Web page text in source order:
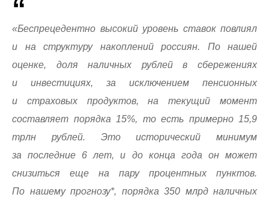
«Беспрецедентно высокий уровень ставок повлиял
и на структуру накоплений россиян. По нашей
оценке, доля наличных рублей в сбережениях
и инвестициях, за исключением пенсионных
и страховых продуктов, на текущий момент
составляет порядка 15%, то есть примерно 15,9
трлн рублей. Это исторический минимум
за последние 6 лет, и до конца года он может
снизиться еще на пару процентных пунктов.
По нашему прогнозу*, порядка 350 млрд наличных